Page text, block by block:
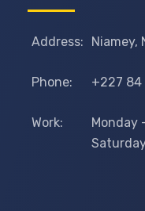
Address: Niamey,
Phone: +227 84
Work:
Monday